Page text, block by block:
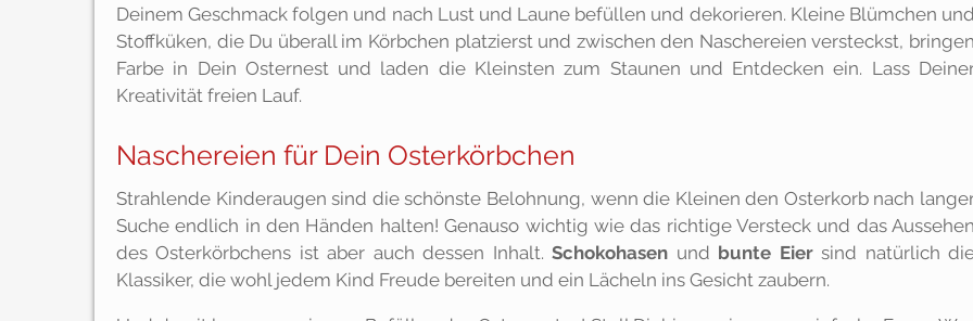
Deinem Geschmack folgen und nach Lust und Laune befüllen und dekorieren. Kleine Blümchen und
Stoffküken, die Du überall im Körbchen platzierst und zwischen den Naschereien versteckst, bringen
Farbe in Dein Osternest und laden die Kleinsten zum Staunen und Entdecken ein. Lass
Kreativität freien Lauf.
Naschereien für Dein Osterkörbchen
Strahlende Kinderaugen sind die schönste Belohnung, wenn die Kleinen den Osterkorb nach
Suche endlich in den Händen halten! Genauso wichtig wie das richtige Versteck und das Aussehen
des Osterkörbchens ist aber auch dessen Inhalt.Schokohasen und bunte Eiersind natürlich
Klassiker, die wohl jedem Kind Freude bereiten und ein Lächeln ins Gesicht zaubern.